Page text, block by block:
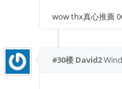
wow thx真心推薦
#30楼 David2